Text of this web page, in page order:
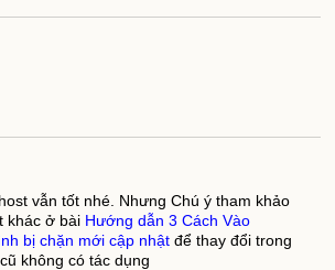
vẫn tốt nhé. Nhưng Chú ý tham khảo
khác ở bài Hướng dẫn 3 Cách Vào
bị chặn mới cập nhật để thay đổi trong
không có tác dụng